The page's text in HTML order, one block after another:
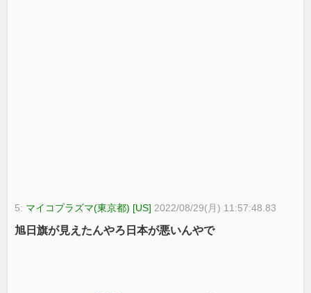
5: マイコプラズマ(東京都) [US] 2022/08/29(月) 11:57:48.83
旭日旗が見えたんやろ日本が悪いんやで